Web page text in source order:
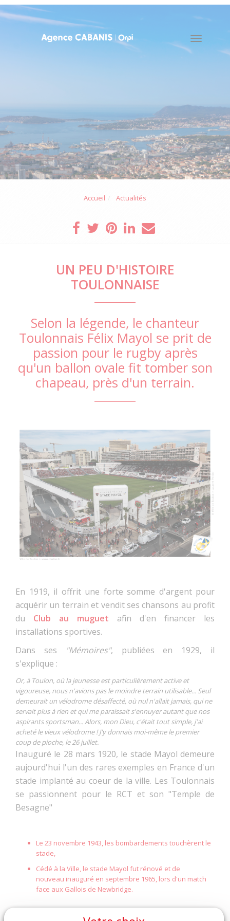
Toggle
Accueil Actualités
UN PEU D'HISTOIRE
TOULONNAISE
Selon la légende, le chanteur
Toulonnais Félix Mayol se prit de
passion pour le rugby après
qu'un ballon ovale fit tomber son
chapeau, près d'un terrain.
En 1919, il offrit une forte somme d'argent pour
acquérir un terrain et vendit ses chansons au profit
du Club au muguet afin d'en financer les
installations sportives.
Dans ses
"Mémoires", publiées en 1929, il
s'explique :
Or, à Toulon, où la jeunesse est particulièrement active et
vigoureuse, nous n'avions pas le moindre terrain utilisable... Seul
demeurait un vélodrome désaffecté, où nul n'allait jamais, qui ne
servait plus à rien et qui me paraissait s'ennuyer autant que nos
aspirants sportsman... Alors, mon Dieu, c'était tout simple, j'ai
acheté le vieux vélodrome ! J'y donnais moi-même le premier
coup de pioche, le 26 juillet.
Inauguré le 28 mars 1920, le stade Mayol demeure
aujourd'hui l'un des rares exemples en France d'un
stade implanté au coeur de la ville. Les Toulonnais
se passionnent pour le RCT et son "Temple de
Besagne"
Le 23 novembre 1943, les bombardements touchèrent le
stade,
Cédé à la Ville, le stade Mayol fut rénové et de
nouveau inauguré en septembre 1965, lors d'un match
face aux Gallois de Newbridge.